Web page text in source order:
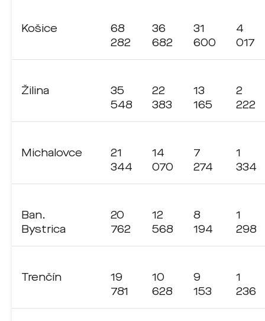
Košice
68
282
36
682
31
600
4
017
Žilina
35
548
22
383
13
165
2
222
Michalovce
21
344
14
070
7
274
1
334
Ban.
Bystrica
20
762
12
568
8
194
1
298
Trenčín
19
781
10
628
9
153
1
236